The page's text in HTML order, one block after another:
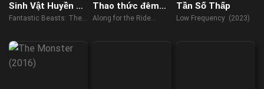
Sinh Vật Huyền Bí:
Tội Ác Của
Fantastic Beasts: The
(2018)
Thao thức đêm
hè
Along for the Ride
Tần Số Thấp
Low Frequency (2023)